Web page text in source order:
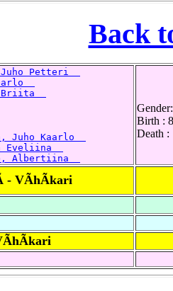
Back
Juho Petteri
Briita
Juho Kaarlo
Eveliina
Albertiina
Birth :
Death :
- VÃhÃkari